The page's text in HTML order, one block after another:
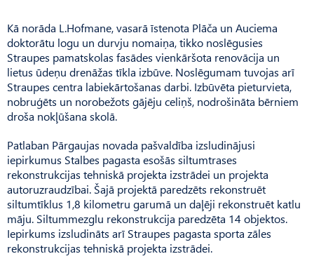
Kā norāda L.Hofmane, vasarā īstenota Plāča un Auciema
doktorātu logu un durvju nomaiņa, tikko noslēgusies
Straupes pamatskolas fasādes vienkāršota renovācija un
lietus ūdeņu drenāžas tīkla izbūve. Noslēgumam tuvojas arī
Straupes centra labiekārtošanas darbi. Izbūvēta pieturvieta,
nobruģēts un norobežots gājēju celiņš, nodrošināta bērniem
droša nokļūšana skolā.
Patlaban Pārgaujas novada pašvaldība izsludinājusi
iepirkumus Stalbes pagasta esošās siltumtrases
rekonstrukcijas tehniskā projekta izstrādei un projekta
autoruzraudzībai. Šajā projektā paredzēts rekonstruēt
siltumtīklus 1,8 kilometru garumā un daļēji rekonstruēt katlu
māju. Siltummezglu rekonstrukcija paredzēta 14 objektos.
Iepirkums izsludināts arī Straupes pagasta sporta zāles
rekonstrukcijas tehniskā projekta izstrādei.